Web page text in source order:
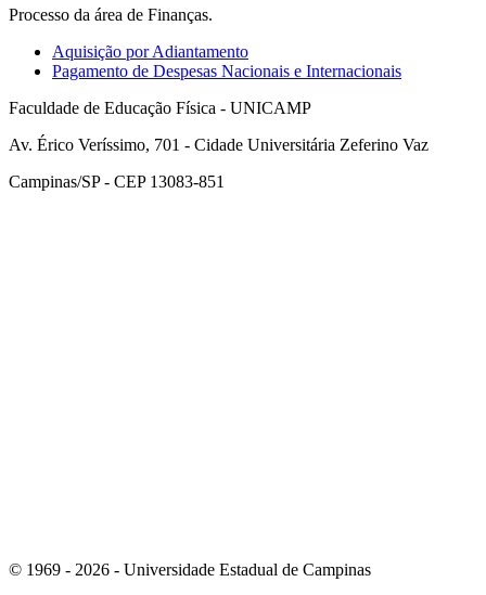
Processo da área de Finanças.
Aquisição por Adiantamento
Pagamento de Despesas Nacionais e Internacionais
Faculdade de Educação Física - UNICAMP
Av. Érico Veríssimo, 701 - Cidade Universitária Zeferino Vaz
Campinas/SP - CEP 13083-851
© 1969 - 2026 - Universidade Estadual de Campinas